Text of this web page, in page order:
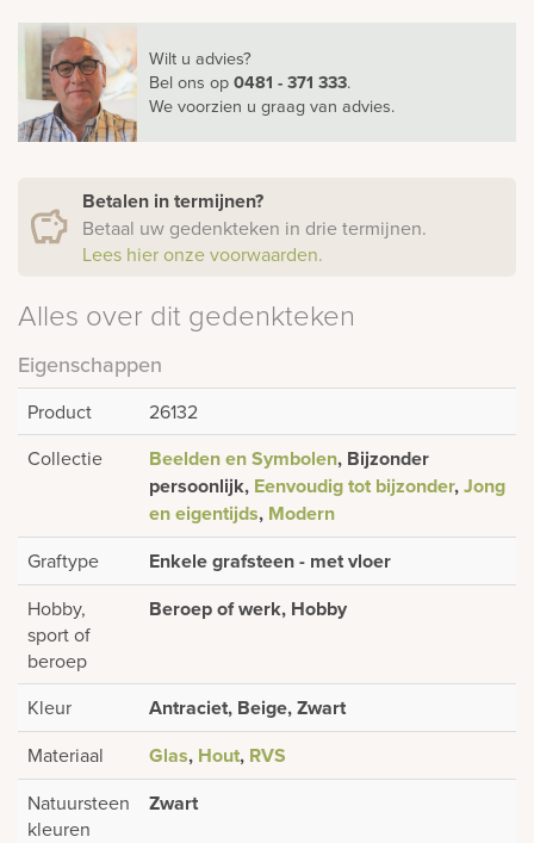
Wilt u advies?
Bel ons op0481 - 371 333.
We voorzien u graag van advies.
Betalen in termijnen?
Betaal uw gedenkteken in drie termijnen.
Lees hier onze voorwaarden.
Alles over dit gedenkteken
Eigenschappen
Product
26132
Collectie
Beelden en Symbolen, Bijzonder
persoonlijk, Eenvoudig tot bijzonder,Jong
en eigentijds, Modern
Graftype Enkele grafsteen - met vloer
Hobby,
sport of
beroep
Beroep of werk, Hobby
Kleur Antraciet, Beige, Zwart
Materiaal Glas, Hout, RVS
Natuursteen
kleuren
Zwart